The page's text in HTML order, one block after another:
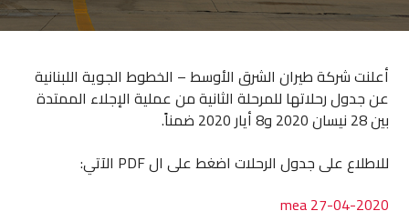
أعلنت شركة طيران الشرق الأوسط – الخطوط الجوية اللبنانية
عن جدول رحلاتها للمرحلة الثانية من عملية الإجلاء الممتدة
بين 28 نيسان 2020 و8 أيار 2020 ضمناً.
للاطلاع على جدول الرحلات اضغط على ال PDF الآتي:
mea 27-04-2020